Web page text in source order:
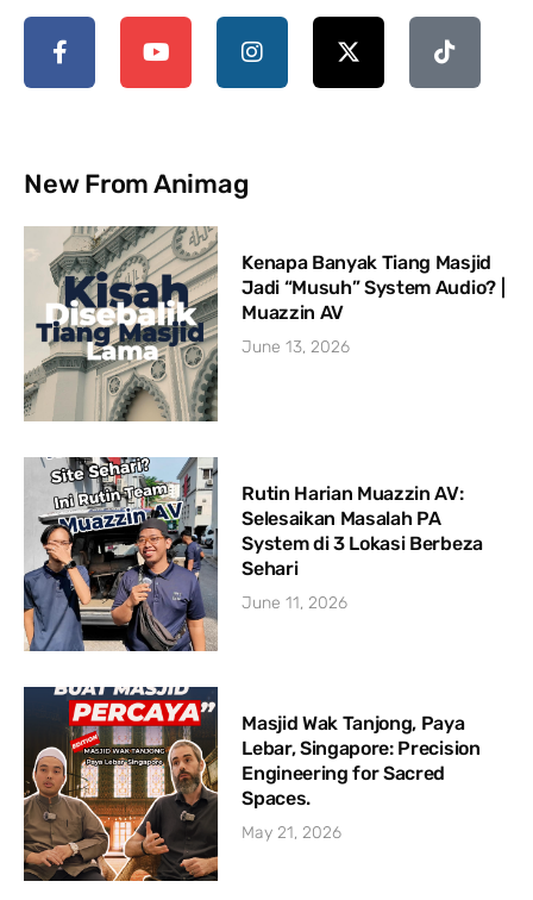
New From Animag
Kenapa Banyak Tiang Masjid
Jadi “Musuh” System Audio? |
Muazzin AV
June 13, 2026
Rutin Harian Muazzin AV:
Selesaikan Masalah PA
System di 3 Lokasi Berbeza
Sehari
June 11, 2026
Masjid Wak Tanjong, Paya
Lebar, Singapore: Precision
Engineering for Sacred
Spaces.
May 21, 2026